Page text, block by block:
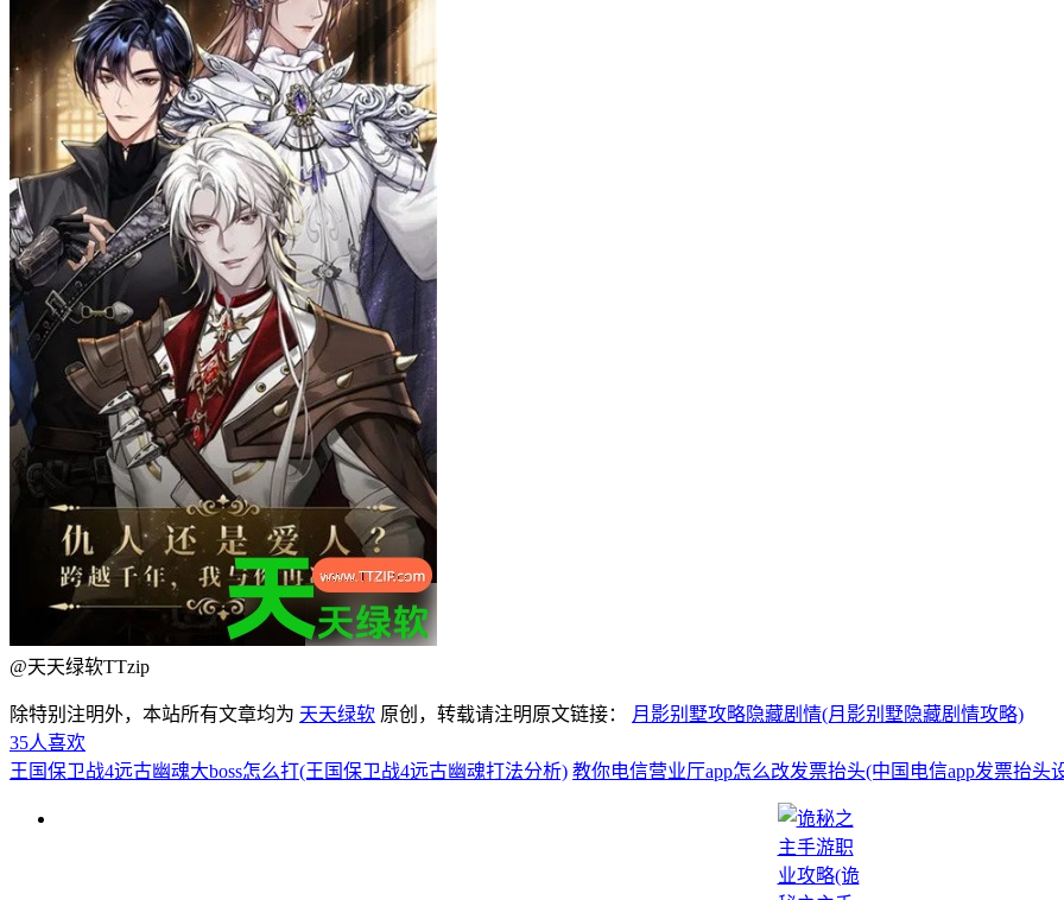
@天天绿软TTzip
除特别注明外，本站所有文章均为 天天绿软 原创，转载请注明原文链接：
月影别墅攻略隐藏剧情(月影别墅隐藏剧情攻略)
35人喜欢
王国保卫战4远古幽魂大boss怎么打(王国保卫战4远古幽魂打法分析) 教你电信营业厅app怎么改发票抬头(中国电信app发票抬头